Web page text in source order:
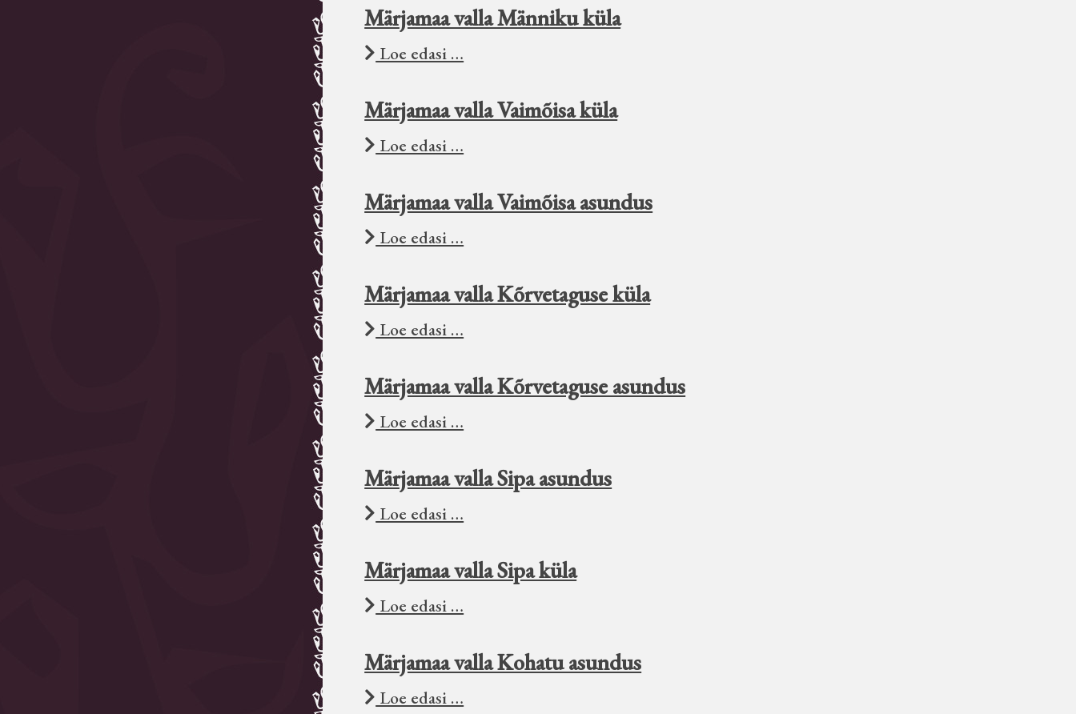
Märjamaa valla Männiku küla
Loe edasi …
Märjamaa valla Vaimõisa küla
Loe edasi …
Märjamaa valla Vaimõisa asundus
Loe edasi …
Märjamaa valla Kõrvetaguse küla
Loe edasi …
Märjamaa valla Kõrvetaguse asundus
Loe edasi …
Märjamaa valla Sipa asundus
Loe edasi …
Märjamaa valla Sipa küla
Loe edasi …
Märjamaa valla Kohatu asundus
Loe edasi …